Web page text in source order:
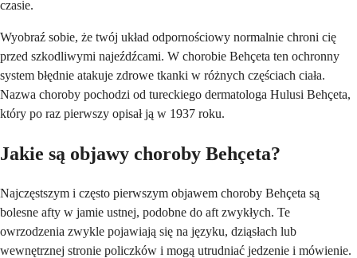
czasie.
Wyobraź sobie, że twój układ odpornościowy normalnie chroni cię
przed szkodliwymi najeźdźcami. W chorobie Behçeta ten ochronny
system błędnie atakuje zdrowe tkanki w różnych częściach ciała.
Nazwa choroby pochodzi od tureckiego dermatologa Hulusi Behçeta,
który po raz pierwszy opisał ją w 1937 roku.
Jakie są objawy choroby Behçeta?
Najczęstszym i często pierwszym objawem choroby Behçeta są
bolesne afty w jamie ustnej, podobne do aft zwykłych. Te
owrzodzenia zwykle pojawiają się na języku, dziąsłach lub
wewnętrznej stronie policzków i mogą utrudniać jedzenie i mówienie.